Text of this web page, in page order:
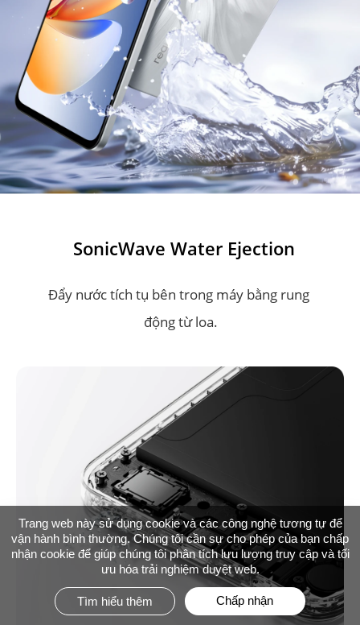
Cảm Ứng Thông Minh
Cảm ứng nhạy và chính xác ngay cả khi tay ướt,
trong túi chống nước.
Đẩy nước tích tụ bên trong máy bằng rung
động từ loa.
SonicWave Water Ejection
Trang web này sử dụng cookie và các công nghệ tương tự để
vận hành bình thường. Chúng tôi cần sự cho phép của bạn chấp
nhận cookie để giúp chúng tôi phân tích lưu lượng truy cập và tối
ưu hóa trải nghiệm duyệt web.
Tìm hiểu thêm Chấp nhận